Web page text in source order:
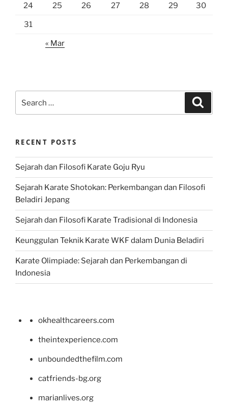
24 25 26 27 28 29 30
31
« Mar
for:
RECENT POSTS
Sejarah dan Filosofi Karate Goju Ryu
Sejarah Karate Shotokan: Perkembangan dan Filosofi
Beladiri Jepang
Sejarah dan Filosofi Karate Tradisional di Indonesia
Keunggulan Teknik Karate WKF dalam Dunia Beladiri
Karate Olimpiade: Sejarah dan Perkembangan di
Indonesia
okhealthcareers.com
theintexperience.com
unboundedthefilm.com
catfriends-bg.org
marianlives.org